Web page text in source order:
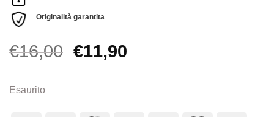
Originalità garantita
€16,00 Il
€11,90Il
Esaurito